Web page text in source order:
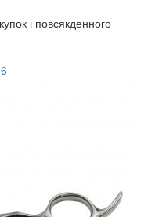
і повсякденного